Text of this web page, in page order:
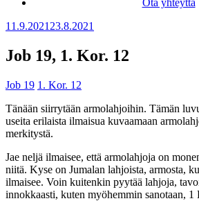
Ota yhteyttä
Julkaistu
11.9.2021 23.8.2021
Job 19, 1. Kor. 12
Job 19 1. Kor. 12
Tänään siirrytään armolahjoihin. Tämän
useita erilaista ilmaisua kuvaamaan
merkitystä.
Jae neljä ilmaisee, että armolahjoja on
niitä. Kyse on Jumalan lahjoista, armosta,
ilmaisee. Voin kuitenkin pyytää lahjoja,
innokkaasti, kuten myöhemmin sanotaan, 1